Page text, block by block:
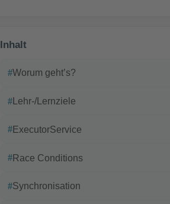
Inhalt
Worum geht’s?
Lehr-/Lernziele
ExecutorService
Race Conditions
Synchronisation